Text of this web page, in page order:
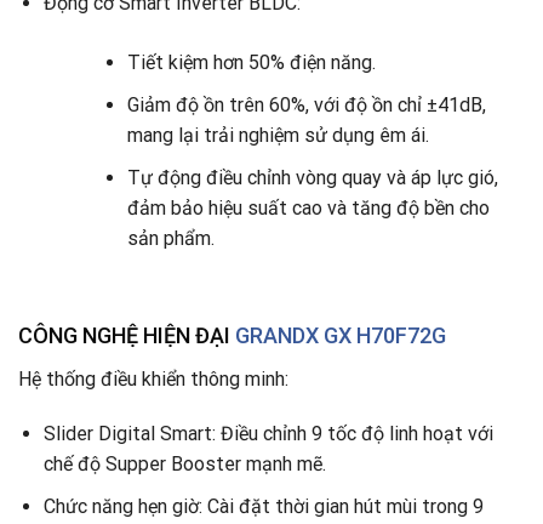
Tiết kiệm hơn 50% điện năng.
Giảm độ ồn trên 60%, với độ ồn chỉ ±41dB,
mang lại trải nghiệm sử dụng êm ái.
Tự động điều chỉnh vòng quay và áp lực gió,
đảm bảo hiệu suất cao và tăng độ bền cho
sản phẩm.
CÔNG NGHỆ HIỆN ĐẠI GRANDX GX H70F72G
Hệ thống điều khiển thông minh:
Slider Digital Smart: Điều chỉnh 9 tốc độ linh hoạt với
chế độ Supper Booster mạnh mẽ.
Chức năng hẹn giờ: Cài đặt thời gian hút mùi trong 9